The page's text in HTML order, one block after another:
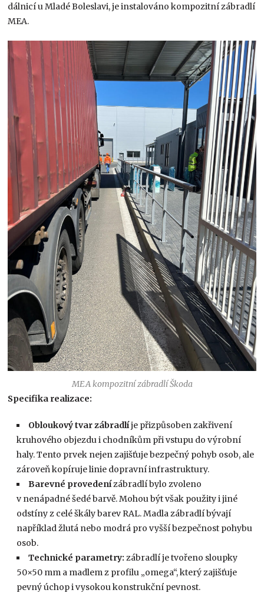
dálnicí u Mladé Boleslavi, je instalováno kompozitní zábradlí
MEA.
MEA kompozitní zábradlí Škoda
Specifika realizace:
Obloukový tvar zábradlíje přizpůsoben zakřivení
kruhového objezdu i chodníkům při vstupu do výrobní
haly. Tento prvek nejen zajišťuje bezpečný pohyb osob, ale
zároveň kopíruje linie dopravní infrastruktury.
Barevné provedenízábradlí bylo zvoleno
v nenápadné šedé barvě. Mohou být však použity i jiné
odstíny z celé škály barev RAL. Madla zábradlí bývají
například žlutá nebo modrá pro vyšší bezpečnost pohybu
osob.
Technické parametry: zábradlí je tvořeno sloupky
50×50 mm a madlem z profilu „omega“, který zajišťuje
pevný úchop i vysokou konstrukční pevnost.